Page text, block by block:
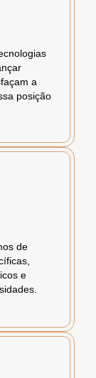
a
posição
de
e